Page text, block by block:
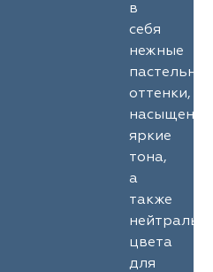
в
себя
нежные
оттенки,
яркие
тона,
а
также
цвета
для